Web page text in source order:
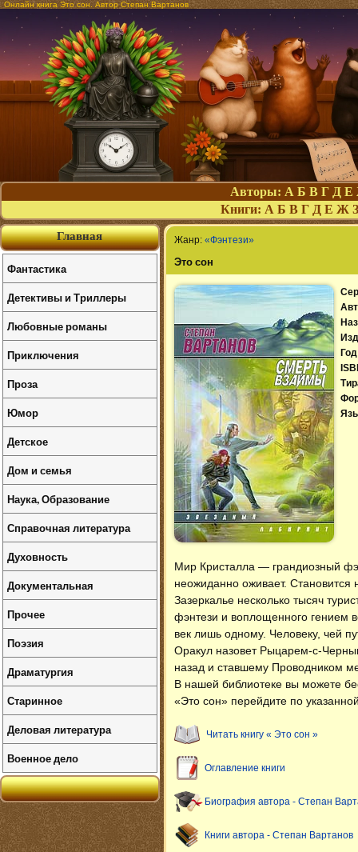
Онлайн книга Это сон. Автор Степан Вартанов
Авторы: А Б В Г Д Е
Книги: А Б В Г Д Е Ж З
Жанр: «Фэнтези»
Это сон
Мир Кристалла — грандиозный
неожиданно оживает.
Зазеркалье несколько тысяч
фэнтези и воплощенного гением
век лишь одному. Человеку, чей
Оракул назовет Рыцарем-с-
назад и ставшему Проводником
В нашей библиотеке вы можете
«Это сон» перейдите по
Читать книгу « Это сон »
Оглавление книги
Биография автора - Степан
Книги автора - Степан Вартанов
Главная
Фантастика
Детективы и Триллеры
Любовные романы
Приключения
Проза
Юмор
Детское
Дом и семья
Наука, Образование
Справочная литература
Духовность
Документальная
Прочее
Поэзия
Драматургия
Старинное
Деловая литература
Военное дело